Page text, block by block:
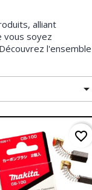
alliant
vous soyez
l'ensemble

favorite_border